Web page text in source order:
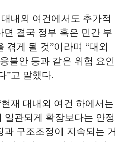
내외 여건에서도 추가적
면 결국 정부 혹은 민간 부
겪게 될 것”이라며 “대외
불안 등과 같은 위험 요인
”고 말했다.
재 대내외 여건 하에서는
일관되게 확장보다는 안정
구조조정이 지속되는 거